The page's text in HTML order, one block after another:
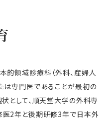
的領域診療科（外科、産婦人
は専門医であることが最初の
状として、順天堂大学の外科専
医2年と後期研修3年で日本外